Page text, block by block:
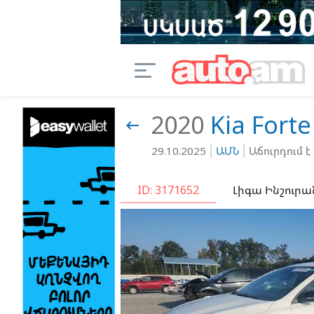
 2020 Kia Forte
29.10.2025 ԱՄՆ Աճուրդում է
ID: 3171652 Լիգա